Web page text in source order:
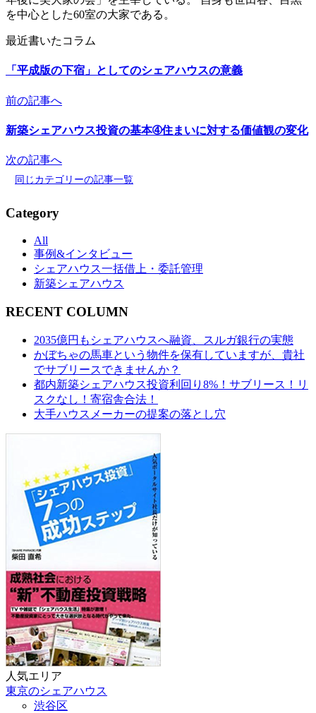
を中心とした60室の大家である。
最近書いたコラム
「平成版の下宿」としてのシェアハウスの意義
前の記事へ
新築シェアハウス投資の基本➃住まいに対する価値観の変化
次の記事へ
同じカテゴリーの記事一覧
Category
All
事例&インタビュー
シェアハウス一括借上・委託管理
新築シェアハウス
RECENT COLUMN
2035億円もシェアハウスへ融資、スルガ銀行の実態
かぼちゃの馬車という物件を保有していますが、貴社
でサブリースできませんか？
都内新築シェアハウス投資利回り8%！サブリース！リ
スクなし！寄宿舎合法！
大手ハウスメーカーの提案の落とし穴
人気エリア
東京のシェアハウス
渋谷区